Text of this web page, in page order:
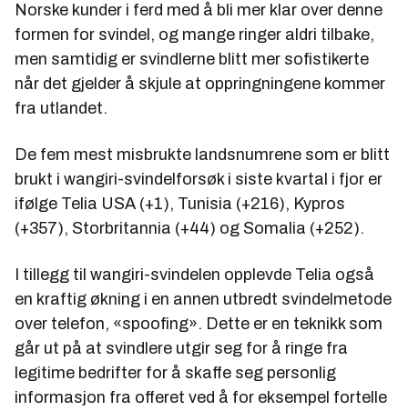
Norske kunder i ferd med å bli mer klar over denne
formen for svindel, og mange ringer aldri tilbake,
men samtidig er svindlerne blitt mer sofistikerte
når det gjelder å skjule at oppringningene kommer
fra utlandet.
De fem mest misbrukte landsnumrene som er blitt
brukt i wangiri-svindelforsøk i siste kvartal i fjor er
ifølge Telia USA (+1), Tunisia (+216), Kypros
(+357), Storbritannia (+44) og Somalia (+252).
I tillegg til wangiri-svindelen opplevde Telia også
en kraftig økning i en annen utbredt svindelmetode
over telefon, «spoofing». Dette er en teknikk som
går ut på at svindlere utgir seg for å ringe fra
legitime bedrifter for å skaffe seg personlig
informasjon fra offeret ved å for eksempel fortelle